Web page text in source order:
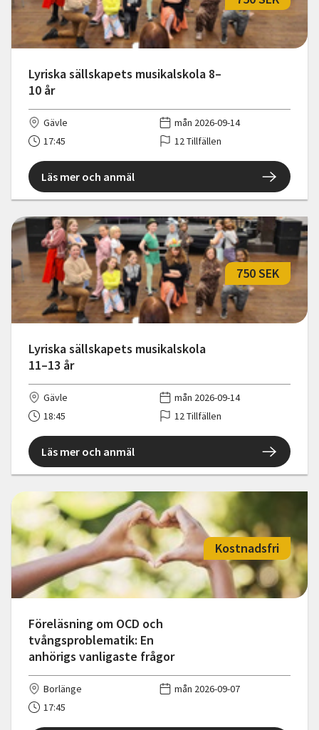
Lyriska sällskapets musikalskola 8–
10 år
Gävle
mån 2026-09-14
17:45
12 Tillfällen
Läs mer och anmäl
Lyriska sällskapets musikalskola
11–13 år
750 SEK
Gävle
mån 2026-09-14
18:45
12 Tillfällen
Läs mer och anmäl
Föreläsning om OCD och
tvångsproblematik: En
anhörigs vanligaste frågor
Kostnadsfri
Borlänge
mån 2026-09-07
17:45